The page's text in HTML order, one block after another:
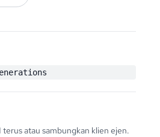
atau sambungkan klien ejen.